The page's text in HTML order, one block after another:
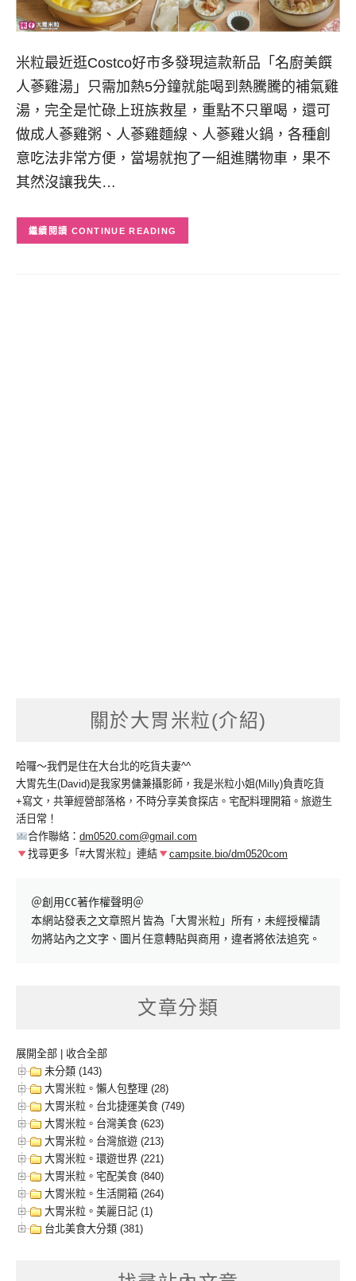
米粒最近逛Costco好市多發現這款新品「名廚美饌
人蔘雞湯」只需加熱5分鐘就能喝到熱騰騰的補氣雞
湯，完全是忙碌上班族救星，重點不只單喝，還可
做成人蔘雞粥、人蔘雞麵線、人蔘雞火鍋，各種創
意吃法非常方便，當場就抱了一組進購物車，果不
其然沒讓我失…
CONTINUE READING
關於大胃米粒(介紹)
哈囉～我們是住在大台北的吃貨夫妻^^
大胃先生(David)是我家男傭兼攝影師，我是米粒小姐(Milly)負責吃貨
+寫文，共筆經營部落格，不時分享美食探店。宅配料理開箱。旅遊生
活日常！
合作聯絡： dm0520.com@gmail.com
找尋更多「#大胃米粒」連結
campsite.bio/dm0520com
＠創用CC著作權聲明＠
本網站發表之文章照片皆為「大胃米粒」所有，未經授權請
勿將站內之文字、圖片任意轉貼與商用，違者將依法追究。
文章分類
展開全部
收合全部
未分類 (143)
大胃米粒。懶人包整理 (28)
大胃米粒。台北捷運美食 (749)
大胃米粒。台灣美食 (623)
大胃米粒。台灣旅遊 (213)
大胃米粒。環遊世界 (221)
大胃米粒。宅配美食 (840)
大胃米粒。生活開箱 (264)
大胃米粒。美麗日記 (1)
台北美食大分類 (381)